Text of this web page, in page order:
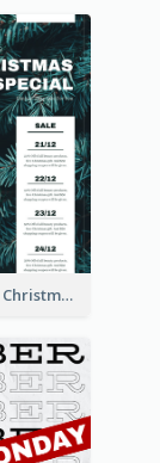
Dark Green Christmas Tree Online Sale Poster